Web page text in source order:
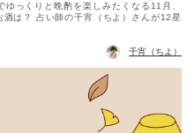
っくりと晩酌を楽しみたくなる11月、
は？ 占い師の千宵（ちよ）さんが12星
千宵（ちよ）